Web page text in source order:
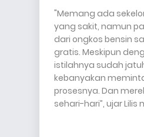
"Memang ada
yang sakit, namun
dari ongkos bensin
gratis. Meskipun
istilahnya sudah
kebanyakan
prosesnya. Dan
sehari-hari”, ujar